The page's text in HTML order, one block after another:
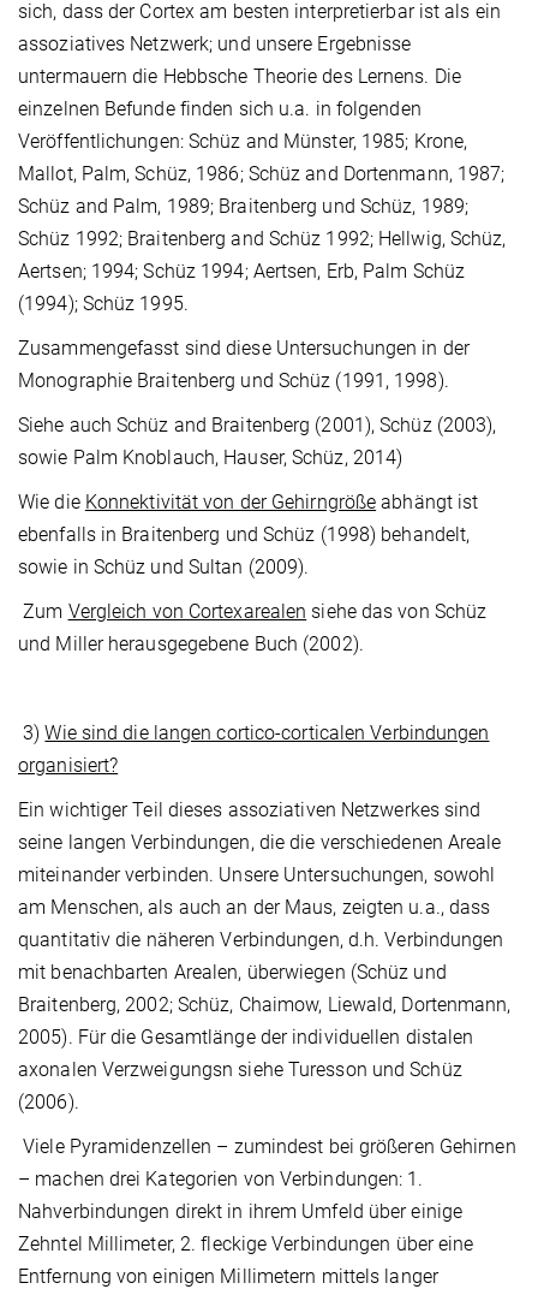
sich, dass der Cortex am besten interpretierbar ist als ein
assoziatives Netzwerk; und unsere Ergebnisse
untermauern die Hebbsche Theorie des Lernens. Die
einzelnen Befunde finden sich u.a. in folgenden
Veröffentlichungen: Schüz and Münster, 1985; Krone,
Mallot, Palm, Schüz, 1986; Schüz and Dortenmann, 1987;
Schüz and Palm, 1989; Braitenberg und Schüz, 1989;
Schüz 1992; Braitenberg and Schüz 1992; Hellwig, Schüz,
Aertsen; 1994; Schüz 1994; Aertsen, Erb, Palm Schüz
(1994); Schüz 1995.
Zusammengefasst sind diese Untersuchungen in der
Monographie Braitenberg und Schüz (1991, 1998).
Siehe auch Schüz and Braitenberg (2001), Schüz (2003),
sowie Palm Knoblauch, Hauser, Schüz, 2014)
Wie die Konnektivität von der Gehirngröße abhängt ist
ebenfalls in Braitenberg und Schüz (1998) behandelt,
sowie in Schüz und Sultan (2009).
Zum Vergleich von Cortexarealen siehe das von Schüz
und Miller herausgegebene Buch (2002).
3)Wie sind die langen cortico-corticalen Verbindungen
organisiert?
Ein wichtiger Teil dieses assoziativen Netzwerkes sind
seine langen Verbindungen, die die verschiedenen Areale
miteinander verbinden. Unsere Untersuchungen, sowohl
am Menschen, als auch an der Maus, zeigten u.a., dass
quanti­tativ die näheren Verbindungen, d.h. Verbindungen
mit benachbarten Arealen, über­wiegen (Schüz und
Braitenberg, 2002; Schüz, Chaimow, Liewald, Dortenmann,
2005). Für die Gesamtlänge der individuellen distalen
axonalen Verzweigungsn siehe Turesson und Schüz
(2006).
Viele Pyramidenzellen – zumindest bei größeren Gehirnen
– machen drei Kategorien von Verbindungen: 1.
Nahverbindungen direkt in ihrem Umfeld über einige
Zehntel Millimeter, 2. fleckige Verbindungen über eine
Entfernung von einigen Millimetern mittels langer